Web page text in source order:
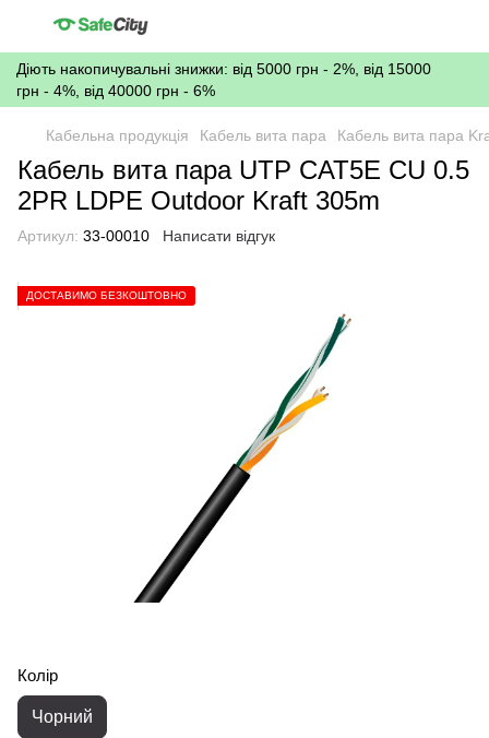
Діють накопичувальні знижки: від 5000 грн - 2%, від 15000
грн - 4%, від 40000 грн - 6%
Кабельна продукція Кабель вита пара Кабель вита пара
Кабель вита пара UTP CAT5E CU 0.5
2PR LDPE Outdoor Kraft 305m
Артикул: 33-00010 Написати відгук
ДОСТАВИМО БЕЗКОШТОВНО
Колір
Чорний